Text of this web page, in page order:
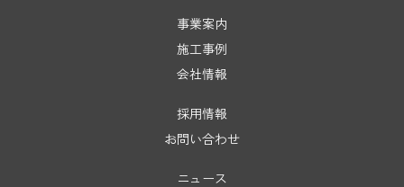
事業案内
施工事例
会社情報
採用情報
お問い合わせ
ニュース